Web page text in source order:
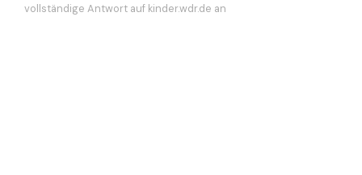
vollständige Antwort auf kinder.wdr.de an